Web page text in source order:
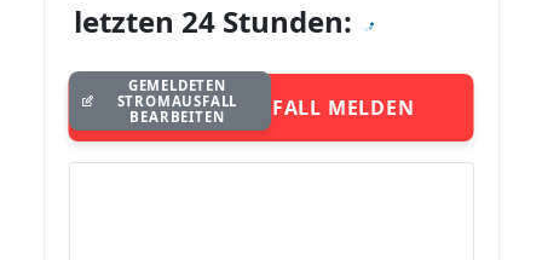
letzten 24 Stunden:
STROMAUSFALL MELDEN
GEMELDETEN
STROMAUSFALL
BEARBEITEN